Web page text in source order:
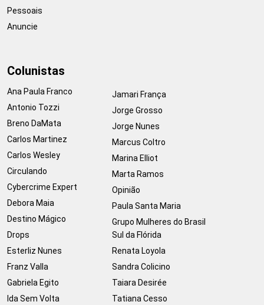
Pessoais
Anuncie
Colunistas
Ana Paula Franco
Antonio Tozzi
Breno DaMata
Carlos Martinez
Carlos Wesley
Circulando
Cybercrime Expert
Debora Maia
Destino Mágico
Drops
Esterliz Nunes
Franz Valla
Gabriela Egito
Ida Sem Volta
Jamari França
Jorge Grosso
Jorge Nunes
Marcus Coltro
Marina Elliot
Marta Ramos
Opinião
Paula Santa Maria
Grupo Mulheres do Brasil
Sul da Flórida
Renata Loyola
Sandra Colicino
Taiara Desirée
Tatiana Cesso